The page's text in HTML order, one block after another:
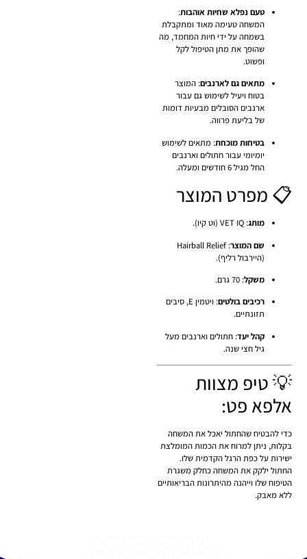
טעם נפלא שחיות אוהבות:
המשחה טעימה מאוד ומתקבלת
בשמחה על ידי חיות המחמד, מה
שהופך את מתן הטיפול לקל
ופשוט.
מתאים גם לארנבים: המוצר
בטוח ויעיל לשימוש גם עבור
ארנבים הסובלים מבעיות דומות
של בליעת פרווה.
בטיחות מוכחת: מתאים לשימוש
יומיומי עבור חתולים וארנבים
החל מגיל 6 חודשים ומעלה.
📋 מפרט המוצר
מותג: VET IQ (וט קיו).
שם המוצר : Hairball Relief
(היירבול רליף).
משקל: 70 גרם.
רכיבים בולטים
: ויטמין E, סיבים
תזונתיים.
קהל יעד: חתולים וארנבים מעל
גיל חצי שנה.
💡 טיפ מצוות
אלפא פט:
כדי להבטיח שהחתול יאכל את המשחה
בקלות, ניתן למרוח את הכמות המומלצת
ישירות על כפת הרגל הקדמית שלו.
החתול ילקק את המשחה כחלק משגרת
הטיפוח שלו וייהנה מהיתרונות הבריאותיים
ללא מאבק.